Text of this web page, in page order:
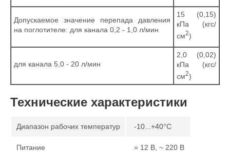
Допускаемое значение перепада давления
на поглотителе: для канала 0,2 - 1,0 л/мин
15 (0,15)
кПа (кгс/
см2)
для канала 5,0 - 20 л/мин
2,0 (0,02)
кПа (кгс/
см2)
Технические характеристики
Диапазон рабочих температур -10...+40°C
Питание = 12 В, ~ 220 В